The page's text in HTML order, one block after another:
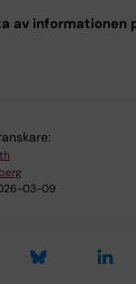
av informationen
03-09